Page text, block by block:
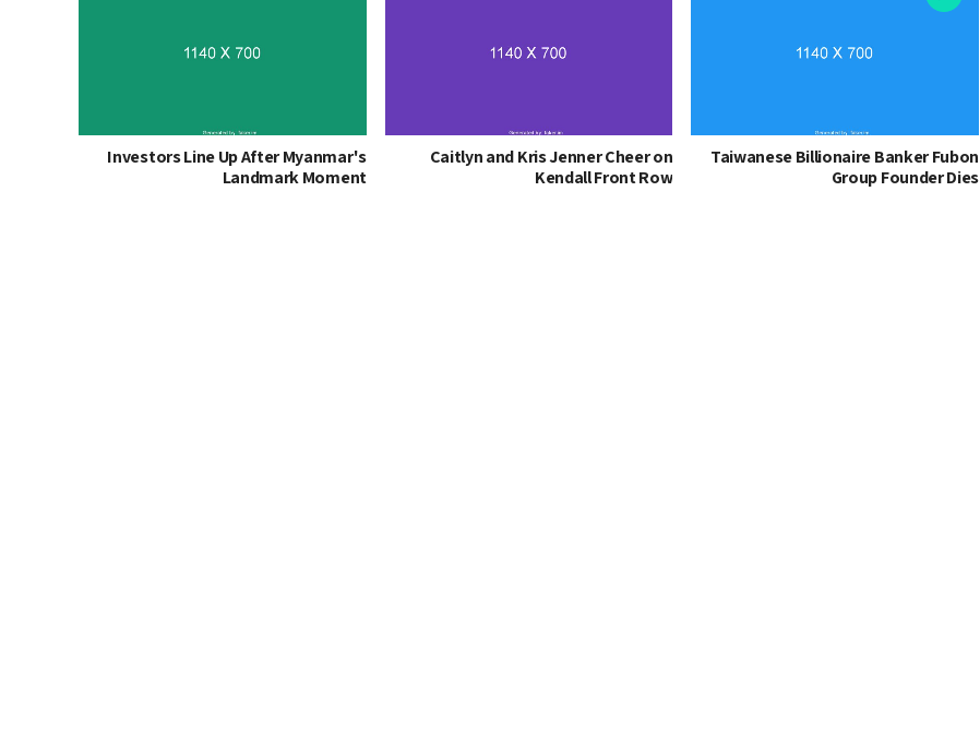
Taiwanese Billionaire Banker Fubon
Group Founder Dies
Caitlyn and Kris Jenner Cheer on
Kendall Front Row
Investors Line Up After Myanmar's
Landmark Moment